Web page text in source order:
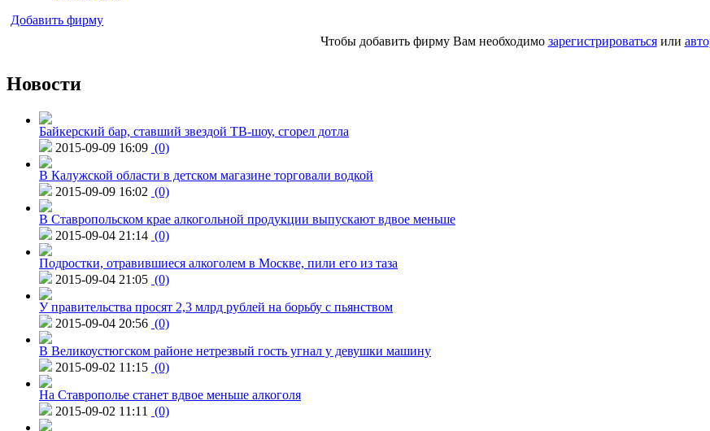
Добавить фирму
Чтобы добавить фирму Вам необходимо зарегистрироватьсяили
Новости
Байкерский бар, ставший звездой ТВ-шоу, сгорел дотла
2015-09-09 16:09 (0)
В Калужской области в детском магазине торговали водкой
2015-09-09 16:02 (0)
В Ставропольском крае алкогольной продукции выпускают вдвое меньше
2015-09-04 21:14 (0)
Подростки, отравившиеся алкоголем в Москве, пили его из таза
2015-09-04 21:05 (0)
У правительства просят 2,3 млрд рублей на борьбу с пьянством
2015-09-04 20:56 (0)
В Великоустюгском районе нетрезвый гость угнал у девушки машину
2015-09-02 11:15 (0)
На Ставрополье станет вдвое меньше алкоголя
2015-09-02 11:11
(0)